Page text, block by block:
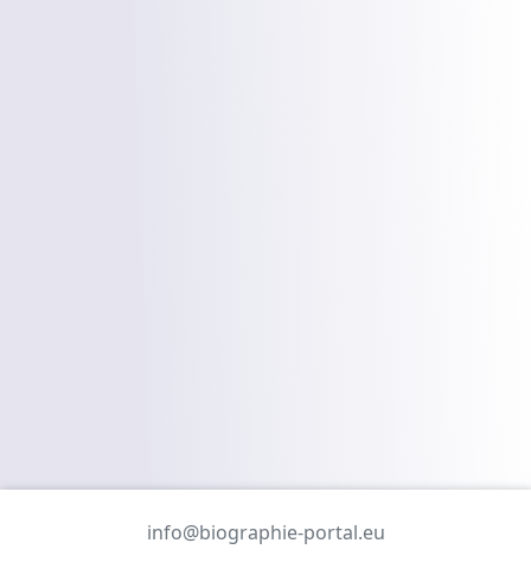
info@biographie-portal.eu